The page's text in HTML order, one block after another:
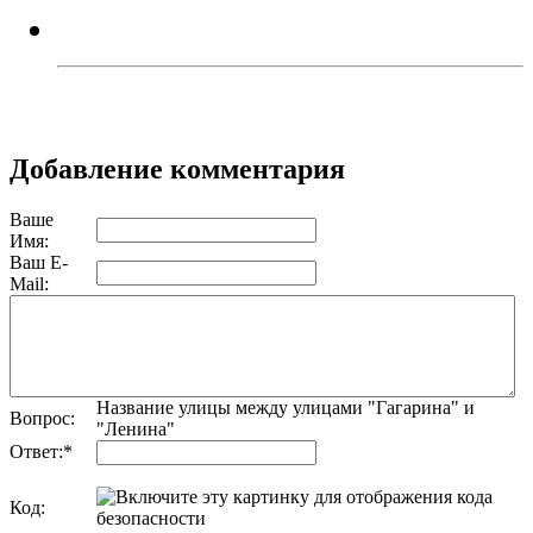
Добавление комментария
Ваше
Имя:
Ваш E-
Mail:
Вопрос:
Название улицы между улицами "Гагарина" и
"Ленина"
Ответ:*
Код: